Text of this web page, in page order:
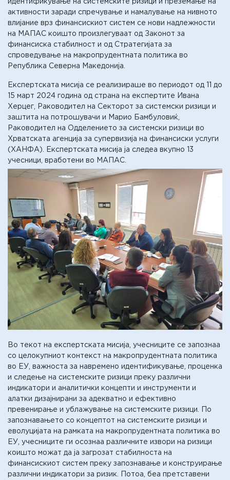
идентификување на системските ризици и преземање на
активности заради спречување и намалување на нивното
влијание врз финансискиот систем се нови надлежности
на МАПАС коишто произлегуваат од Законот за
финансиска стабилност и од Стратегијата за
спроведување на макропрудентната политика во
Република Северна Македонија.
Експертската мисија се реализираше во периодот од 11 до
15 март 2024 година од страна на експертите Ивана
Херцег, Раководител на Секторот за системски ризици и
заштита на потрошувачи и Марио Бамбуловиќ,
Раководител на Одделението за системски ризици во
Хрватската агенција за супервизија на финансиски услуги
(ХАНФА). Експертската мисија ја следеа вкупно 13
учесници, вработени во МАПАС.
Во текот на експертската мисија, учесниците се запознаа
со целокупниот контекст на макропрудентната политика
во ЕУ, важноста за навремено идентификување, проценка
и следење на системските ризици преку различни
индикатори и аналитички концепти и инструменти и
алатки дизајнирани за адекватно и ефективно
превенирање и ублажување на системските ризици. По
запознавањето со концептот на системските ризици и
еволуцијата на рамката на макропрудентната политика во
ЕУ, учесниците ги осознаа различните извори на ризици
коишто можат да ја загрозат стабилноста на
финансискиот систем преку запознавање и конструирање
различни индикатори за ризик. Потоа, беа претставени